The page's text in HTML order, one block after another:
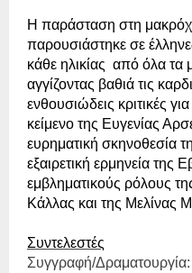
Η παράσταση στη
παρουσιάστηκε σε
κάθε ηλικίας από όλα τα
αγγίζοντας βαθιά τις
ενθουσιώδεις κριτικές
κείμενο της Ευγενίας
ευρηματική σκηνοθεσία
εξαιρετική ερμηνεία της
εμβληματικούς ρόλους
Κάλλας και της Μελίνας
Συντελεστές
Συγγραφή/